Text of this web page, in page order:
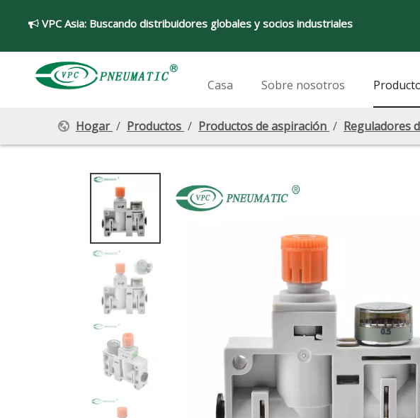
 VPC Asia: Buscando distribuidores globales y socios industriales
Casa Sobre nosotros
Hogar / Productos / Productos de aspiración / Reguladores